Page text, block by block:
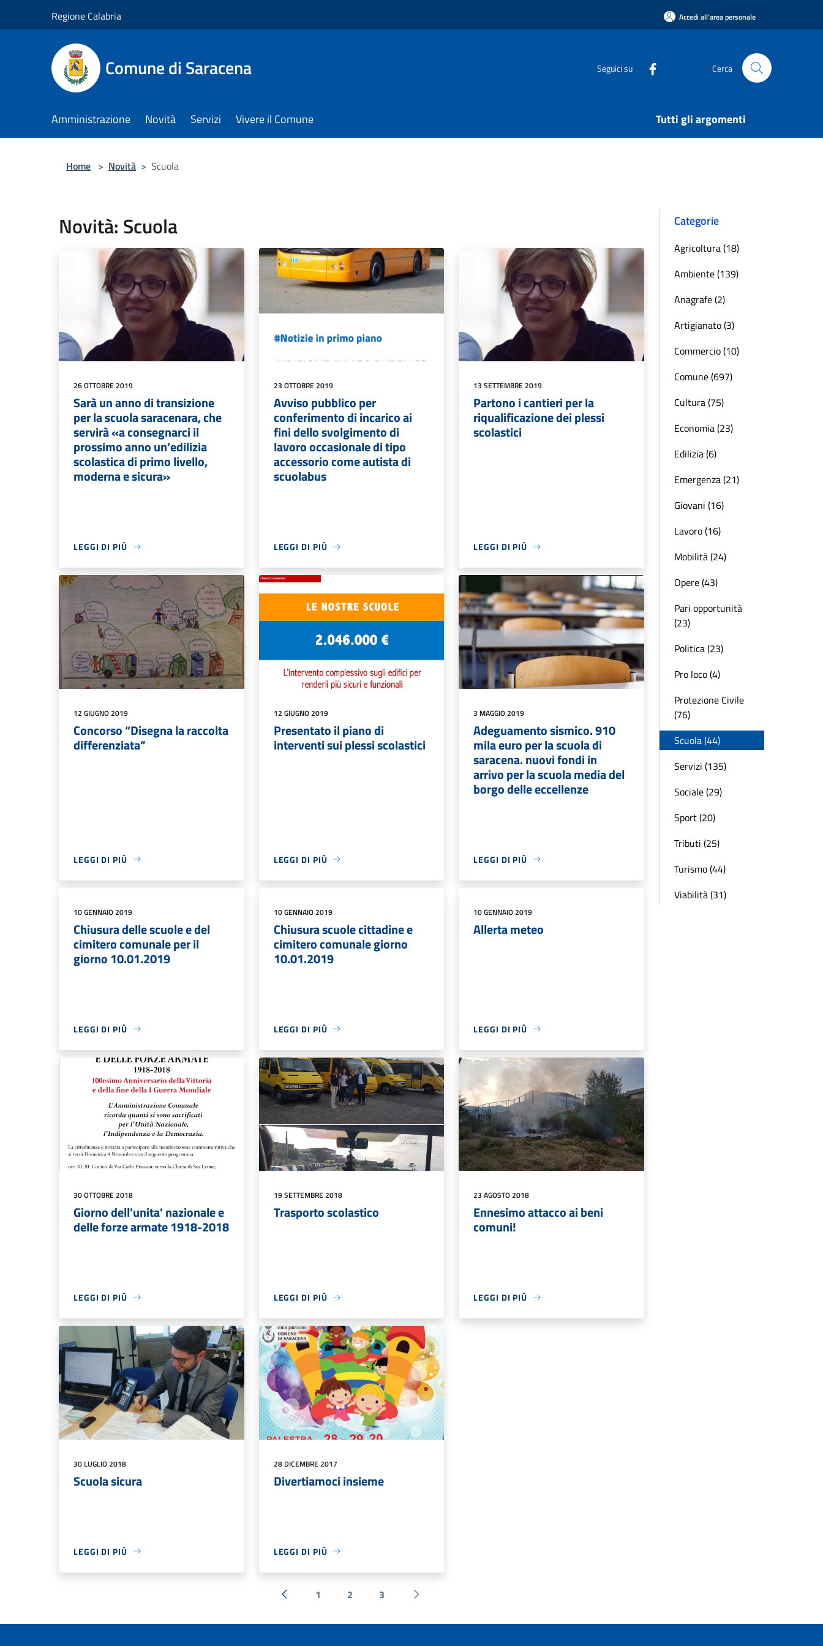
Regione Calabria Accedi all'area personale
Comune di Saracena Seguici su Cerca
Amministrazione Novità Servizi Vivere il Comune Tutti gli argomenti
Home > Novità > Scuola
Novità: Scuola
26 OTTOBRE 2019
Sarà un anno di transizione
per la scuola saracenara, che
servirà «a consegnarci il
prossimo anno un’edilizia
scolastica di primo livello,
moderna e sicura»
LEGGI DI PIÙ
23 OTTOBRE 2019
Avviso pubblico per
conferimento di incarico ai
fini dello svolgimento di
lavoro occasionale di tipo
accessorio come autista di
scuolabus
LEGGI DI PIÙ
13 SETTEMBRE 2019
Partono i cantieri per la
riqualificazione dei plessi
scolastici
LEGGI DI PIÙ
12 GIUGNO 2019
Concorso “Disegna la raccolta
differenziata”
LEGGI DI PIÙ
12 GIUGNO 2019
Presentato il piano di
interventi sui plessi scolastici
LEGGI DI PIÙ
3 MAGGIO 2019
Adeguamento sismico. 910
mila euro per la scuola di
saracena. nuovi fondi in
arrivo per la scuola media del
borgo delle eccellenze
LEGGI DI PIÙ
10 GENNAIO 2019
Chiusura delle scuole e del
cimitero comunale per il
giorno 10.01.2019
LEGGI DI PIÙ
10 GENNAIO 2019
Chiusura scuole cittadine e
cimitero comunale giorno
10.01.2019
LEGGI DI PIÙ
10 GENNAIO 2019
Allerta meteo
LEGGI DI PIÙ
30 OTTOBRE 2018
Giorno dell'unita' nazionale e
delle forze armate 1918-2018
LEGGI DI PIÙ
19 SETTEMBRE 2018
Trasporto scolastico
LEGGI DI PIÙ
23 AGOSTO 2018
Ennesimo attacco ai beni
comuni!
LEGGI DI PIÙ
30 LUGLIO 2018
Scuola sicura
LEGGI DI PIÙ
28 DICEMBRE 2017
Divertiamoci insieme
LEGGI DI PIÙ
« Precedente
1 2 3
Successiva »
Categorie
Agricoltura (18)
Ambiente (139)
Anagrafe (2)
Artigianato (3)
Commercio (10)
Comune (697)
Cultura (75)
Economia (23)
Edilizia (6)
Emergenza (21)
Giovani (16)
Lavoro (16)
Mobilità (24)
Opere (43)
Pari opportunità
(23)
Politica (23)
Pro loco (4)
Protezione Civile
(76)
Scuola (44)
Servizi (135)
Sociale (29)
Sport (20)
Tributi (25)
Turismo (44)
Viabilità (31)